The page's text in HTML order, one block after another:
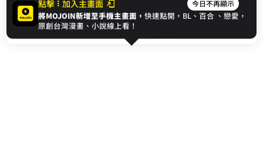
開始閱讀
好好吃雪糕
點擊 加入主畫面 今日不再顯示
將MOJOIN新增至手機主畫面，快速點開，BL、百合 、戀愛，
原創台灣漫畫、小說線上看！
我同意